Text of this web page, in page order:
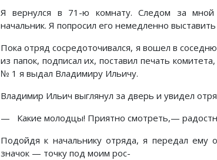
Я вернулся в 71-ю комнату. Следом за мной
начальник. Я попросил его немедленно
Пока отряд сосредоточивался, я вошел в
из папок, подписал их, поставил печать
№ 1 я выдал Владимиру Ильичу.
Владимир Ильич выглянул за дверь и увидел
— Какие молодцы! Приятно смотреть,—
Подойдя к начальнику отряда, я передал ему
значок — точку под моим рос-